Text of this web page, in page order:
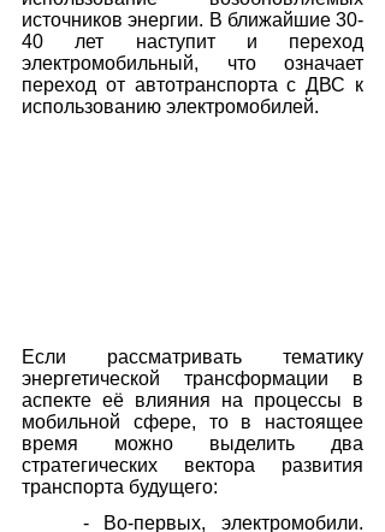
источников энергии. В ближайшие 30-
40 лет наступит и переход
электромобильный, что означает
переход от автотранспорта с ДВС к
использованию электромобилей.
Если рассматривать тематику
энергетической трансформации в
аспекте её влияния на процессы в
мобильной сфере, то в настоящее
время можно выделить два
стратегических вектора развития
транспорта будущего: